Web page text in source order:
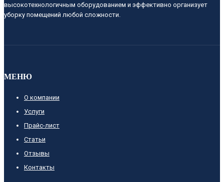
высокотехнологичным оборудованием и эффективно организует
уборку помещений любой сложности.
МЕНЮ
О компании
Услуги
Прайс-лист
Cтатьи
Отзывы
Контакты